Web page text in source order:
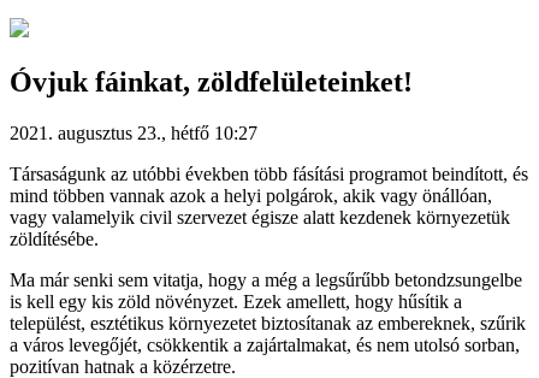
Óvjuk fáinkat, zöldfelületeinket!
2021. augusztus 23., hétfő 10:27
Társaságunk az utóbbi években több fásítási programot beindított, és
mind többen vannak azok a helyi polgárok, akik vagy önállóan,
vagy valamelyik civil szervezet égisze alatt kezdenek környezetük
zöldítésébe.
Ma már senki sem vitatja, hogy a még a legsűrűbb betondzsungelbe
is kell egy kis zöld növényzet. Ezek amellett, hogy hűsítik a
települést, esztétikus környezetet biztosítanak az embereknek, szűrik
a város levegőjét, csökkentik a zajártalmakat, és nem utolsó sorban,
pozitívan hatnak a közérzetre.